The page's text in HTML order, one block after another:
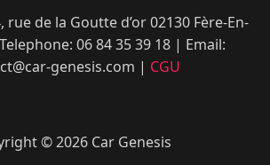
rue de la Goutte d’or 02130 Fère-En-
06 84 35 39 18​ | Email:
genesis.com | CGU
© 2026 Car Genesis